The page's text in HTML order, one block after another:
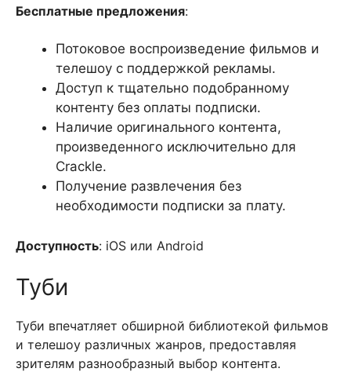
Бесплатные предложения:
Потоковое воспроизведение фильмов и
телешоу с поддержкой рекламы.
Доступ к тщательно подобранному
контенту без оплаты подписки.
Наличие оригинального контента,
произведенного исключительно для
Crackle.
Получение развлечения без
необходимости подписки за плату.
Доступность: iOS или Android
Туби
Туби впечатляет обширной библиотекой фильмов
и телешоу различных жанров, предоставляя
зрителям разнообразный выбор контента.